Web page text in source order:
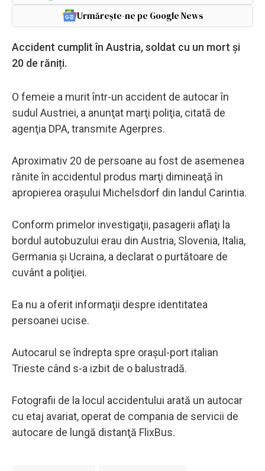
Urmărește-ne pe Google News
Accident cumplit în Austria, soldat cu un mort și
20 de răniți.
O femeie a murit într-un accident de autocar în
sudul Austriei, a anunţat marţi poliţia, citată de
agenţia DPA, transmite Agerpres.
Aproximativ 20 de persoane au fost de asemenea
rănite în accidentul produs marţi dimineaţă în
apropierea oraşului Michelsdorf din landul Carintia.
Conform primelor investigaţii, pasagerii aflaţi la
bordul autobuzului erau din Austria, Slovenia, Italia,
Germania şi Ucraina, a declarat o purtătoare de
cuvânt a poliţiei.
Ea nu a oferit informaţii despre identitatea
persoanei ucise.
Autocarul se îndrepta spre oraşul-port italian
Trieste când s-a izbit de o balustradă.
Fotografii de la locul accidentului arată un autocar
cu etaj avariat, operat de compania de servicii de
autocare de lungă distanţă FlixBus.